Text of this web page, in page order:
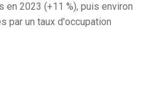
2023 (+11 %), puis environ
par un taux d'occupation